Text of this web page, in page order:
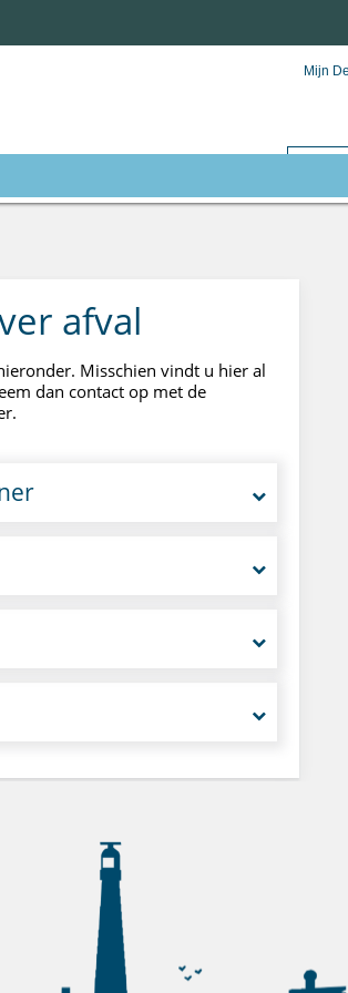
Mijn
afval
Misschien vindt u hier al
dan contact op met de